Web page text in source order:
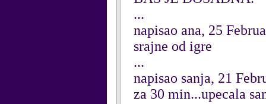
...
napisao ana, 25
srajne od igre
...
napisao sanja, 21
za 30 min...upecala